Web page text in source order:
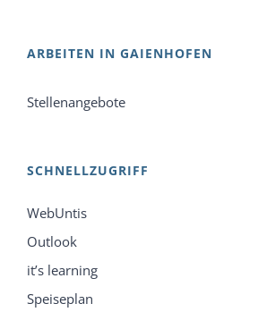
ARBEITEN IN GAIENHOFEN
Stellenangebote
SCHNELLZUGRIFF
WebUntis
Outlook
it’s learning
Speiseplan